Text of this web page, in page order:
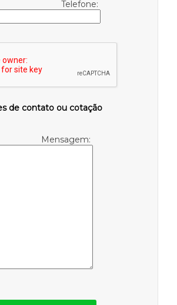
Telefone:
de contato ou cotação
Mensagem: